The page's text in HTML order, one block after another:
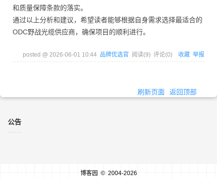
和质量保障条款的落实。
通过以上分析和建议，希望读者能够根据自身需求选择最适合的
ODC野战光缆供应商，确保项目的顺利进行。
posted @ 2026-06-01 10:44 品牌优选官 阅读(9) 评论(0) 收藏 举报
刷新页面 返回顶部
公告
博客园 © 2004-2026